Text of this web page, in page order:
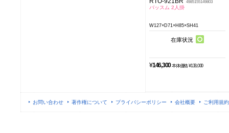
4985155149803
バッスム 2人掛
W127×D71×H85×SH41
在庫状況
¥146,300 本体価格 ¥133,000
お問い合わせ 著作権について プライバシーポリシー 会社概要 ご利用規約